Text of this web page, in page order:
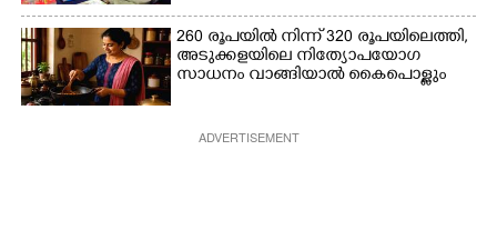
260 രൂപയിൽ നിന്ന് 320 രൂപയിലെത്തി,
അടുക്കളയിലെ നിത്യോപയോഗ
സാധനം വാങ്ങിയാൽ കൈപൊള്ളും
ADVERTISEMENT